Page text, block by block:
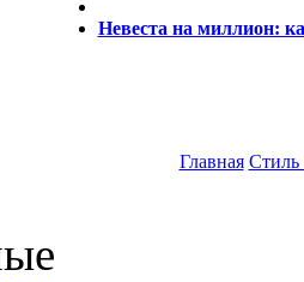
Невеста на миллион:
Главная